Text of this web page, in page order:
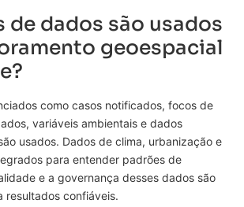
de dados são usados
geoespacial
como casos notificados, focos de
variáveis ambientais e dados
usados. Dados de clima, urbanização e
para entender padrões de
e a governança desses dados são
resultados confiáveis.